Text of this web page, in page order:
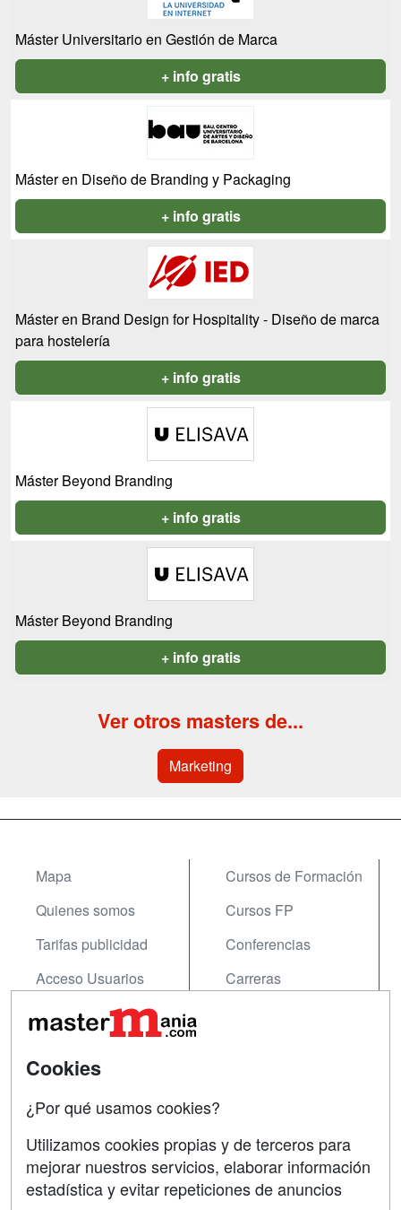
Máster Universitario en Gestión de Marca
+ info gratis
Máster en Diseño de Branding y Packaging
+ info gratis
Máster en Brand Design for Hospitality - Diseño de marca
para hostelería
+ info gratis
Máster Beyond Branding
+ info gratis
Máster Beyond Branding
+ info gratis
Ver otros masters de...
Marketing
Mapa
Quienes somos
Tarifas publicidad
Acceso Usuarios
Acceso Centros
Cursos de Formación
Cursos FP
Conferencias
Carreras
Universitarias
Confidencialidad
Aviso legal
Copyleft
Cookies
¿Por qué usamos cookies?
Utilizamos cookies propias y de terceros para
mejorar nuestros servicios, elaborar información
estadística y evitar repeticiones de anuncios